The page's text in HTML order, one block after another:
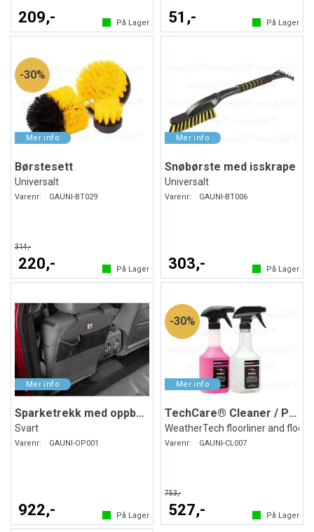
209,- På Lager 51,- På Lager
30%
Børstesett
Universalt
Varenr: GAUNI-BT029
314,-
220,- På Lager
Snøbørste med isskrape
Universalt
Varenr: GAUNI-BT006
303,- På Lager
Sparketrekk med oppbevaring
Svart
Varenr: GAUNI-OP001
922,- På Lager
30%
TechCare® Cleaner / Protector
WeatherTech floorliner and
Varenr: GAUNI-CL007
753,-
527,- På Lager